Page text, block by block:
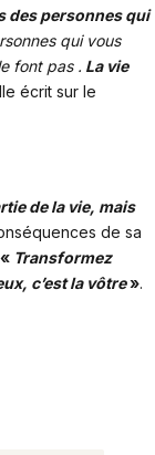
des personnes qui
qui vous
font pas . La vie
écrit sur le
de la vie, mais
de sa
« Transformez
c’est la vôtre».